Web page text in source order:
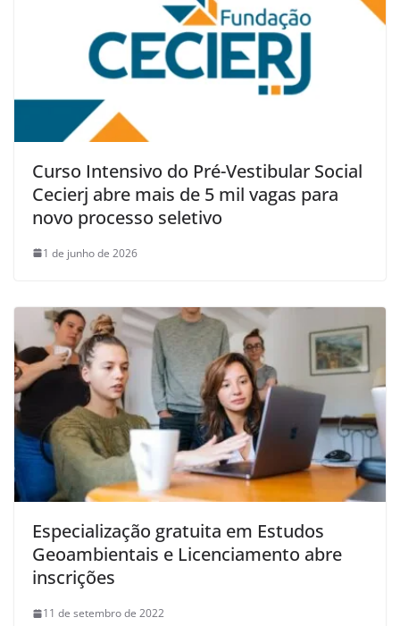
Curso Intensivo do Pré-Vestibular Social
Cecierj abre mais de 5 mil vagas para
novo processo seletivo
1 de junho de 2026
Especialização gratuita em Estudos
Geoambientais e Licenciamento abre
inscrições
11 de setembro de 2022